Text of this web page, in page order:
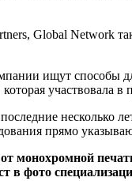
Global
ищут
участвовала в
несколько
прямо
от монохромной
в фото